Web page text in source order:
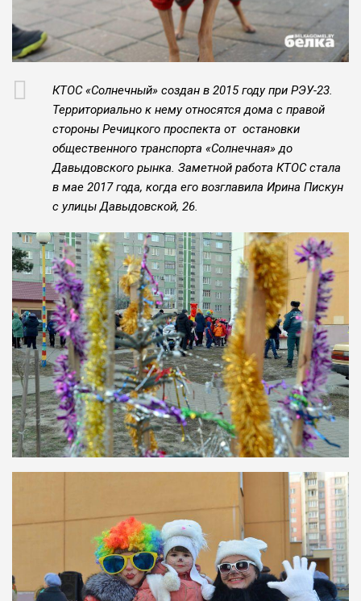
КТОС «Солнечный» создан в 2015 году при РЭУ-23.
Территориально к нему относятся дома с правой
стороны Речицкого проспекта от остановки
общественного транспорта «Солнечная» до
Давыдовского рынка. Заметной работа КТОС стала
в мае 2017 года, когда его возглавила Ирина Пискун
с улицы Давыдовской, 26.